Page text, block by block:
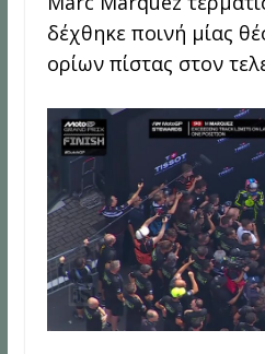
δέχθηκε ποινή μίας
ορίων πίστας στον